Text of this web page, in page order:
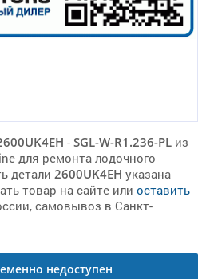
- SGL-W-R1.236-PL из
для ремонта лодочного
детали 2600UK4EH указана
товар на сайте или оставить
самовывоз в Санкт-
недоступен